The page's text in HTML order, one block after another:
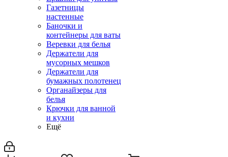
Газетницы
настенные
Баночки и
контейнеры для ваты
Веревки для белья
Держатели для
мусорных мешков
Держатели для
бумажных полотенец
Органайзеры для
белья
Крючки для ванной
и кухни
Ещё